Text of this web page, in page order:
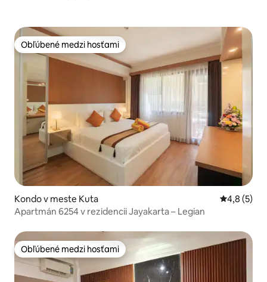
Obľúbené medzi hosťami
Obľúbené medzi hosťami
Kondo v meste Kuta Priemerné
4,8 (5)
Apartmán 6254 v rezidencii Jayakarta – Legian
Obľúbené medzi hosťami
Obľúbené medzi hosťami